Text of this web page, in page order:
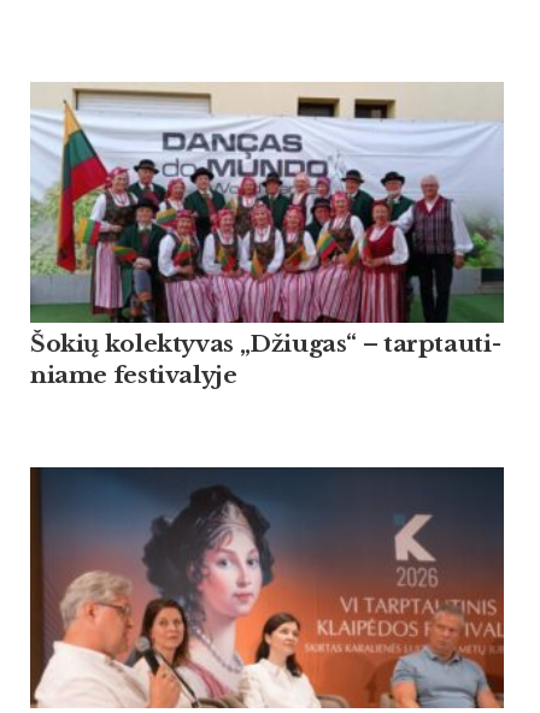
Šo­kių ko­lek­ty­vas „Džiu­gas“ – tarp­tau­ti­
nia­me fes­ti­va­ly­je